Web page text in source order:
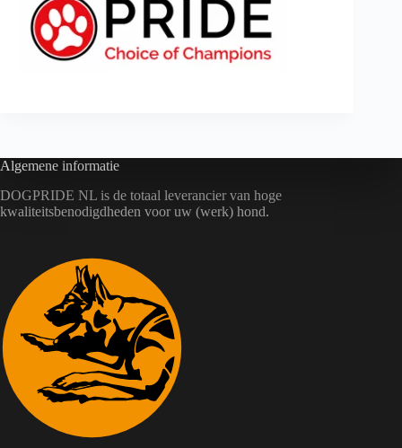
Algemene informatie
DOGPRIDE NL is de totaal leverancier van hoge
kwaliteitsbenodigdheden voor uw (werk) hond.